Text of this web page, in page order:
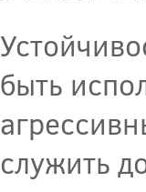
быть
служить